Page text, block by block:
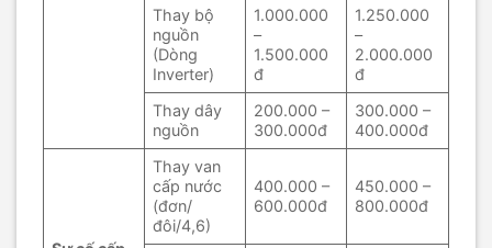
Thay bộ
nguồn
(Dòng
Inverter)
1.000.000
–
1.500.000
đ
1.250.000
–
2.000.000
đ
Thay dây
nguồn
200.000 –
300.000đ
300.000 –
400.000đ
Thay van
cấp nước
(đơn/
đôi/4,6)
400.000 –
600.000đ
450.000 –
800.000đ